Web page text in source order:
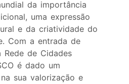
da importância
uma expressão
e da criatividade do
Com a entrada de
Rede de Cidades
é dado um
sua valorização e